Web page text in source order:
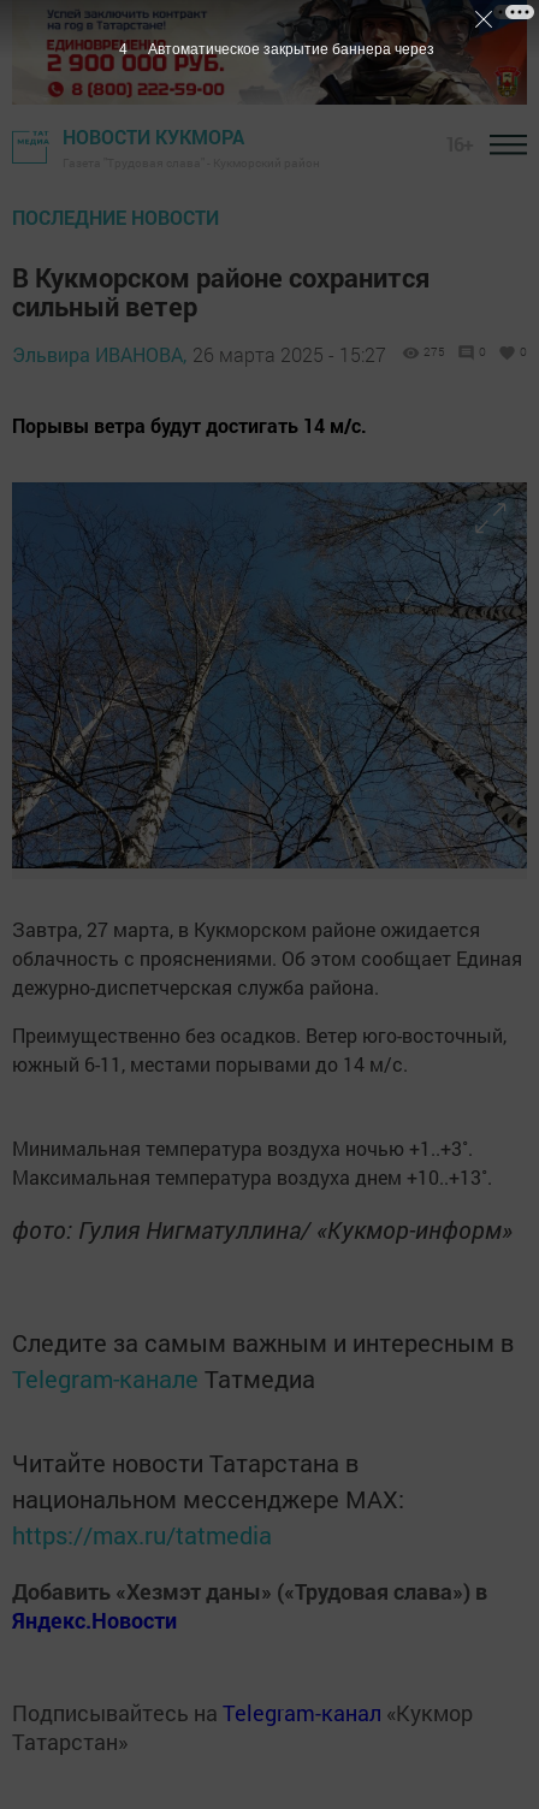
НОВОСТИ КУКМОРА
ПОСЛЕДНИЕ НОВОСТИ
В Кукморском районе сохранится
сильный ветер
Эльвира ИВАНОВА, 26 марта 2025 - 15:27 275 0 0
Порывы ветра будут достигать 14 м/с.
Завтра, 27 марта, в Кукморском районе ожидается
облачность с прояснениями. Об этом сообщает Единая
дежурно-диспетчерская служба района.
Преимущественно без осадков. Ветер юго-восточный,
южный 6-11, местами порывами до 14 м/с.
Минимальная температура воздуха ночью +1..+3˚.
Максимальная температура воздуха днем +10..+13˚.
фото: Гулия Нигматуллина/ «Кукмор-информ»
Следите за самым важным и интересным в
Telegram-канале Татмедиа
Читайте новости Татарстана в
национальном мессенджере MАХ:
https://max.ru/tatmedia
Добавить «Хезмэт даны» («Трудовая слава») в
Яндекс.Новости
Подписывайтесь на Telegram-канал «Кукмор
Татарстан»
2 Автоматическое закрытие баннера через